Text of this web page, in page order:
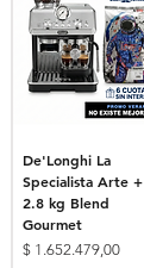
De'Longhi La
Specialista Arte +
2.8 kg Blend
Gourmet
Precio
$ 1.652.479,00